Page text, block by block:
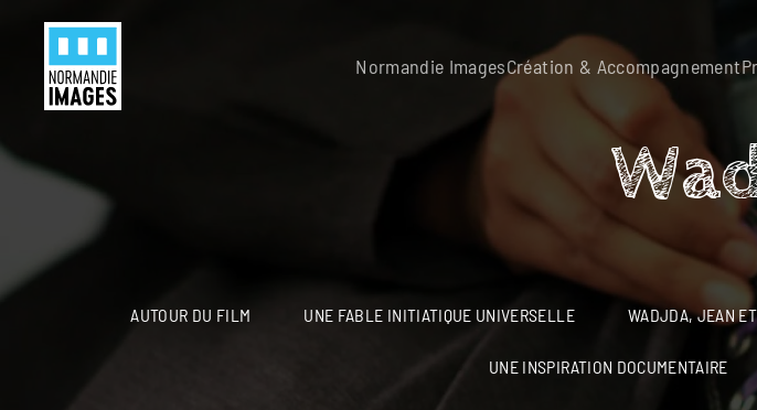
Skip to main content
Normandie ImagesCréation & Accompagnement
AUTOUR DU FILM UNE FABLE INITIATIQUE UNIVERSELLE WADJDA, JEAN
UNE INSPIRATION DOCUMENTAIRE